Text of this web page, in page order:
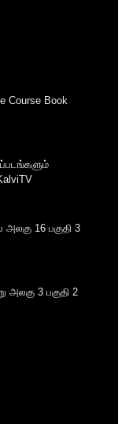
Course Book
அலகு 16 பகுதி 3
அலகு 3 பகுதி 2